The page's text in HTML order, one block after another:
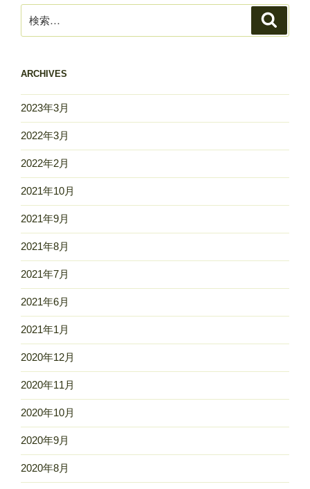
索:
ARCHIVES
2023年3月
2022年3月
2022年2月
2021年10月
2021年9月
2021年8月
2021年7月
2021年6月
2021年1月
2020年12月
2020年11月
2020年10月
2020年9月
2020年8月